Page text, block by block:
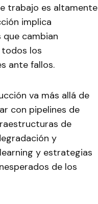
trabajo es altamente
implica
cambian
los
ante fallos.
va más allá de
con pipelines de
de
y
y estrategias
de los